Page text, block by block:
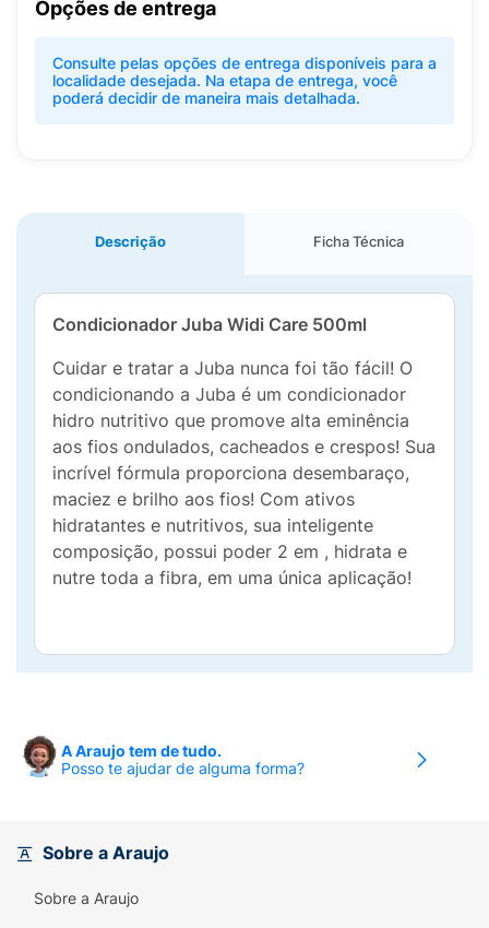
Opções de entrega
Consulte pelas opções de entrega disponíveis para a
localidade desejada. Na etapa de entrega, você
poderá decidir de maneira mais detalhada.
Descrição Ficha Técnica
Condicionador Juba Widi Care 500ml
Cuidar e tratar a Juba nunca foi tão fácil! O
condicionando a Juba é um condicionador
hidro nutritivo que promove alta eminência
aos fios ondulados, cacheados e crespos! Sua
incrível fórmula proporciona desembaraço,
maciez e brilho aos fios! Com ativos
hidratantes e nutritivos, sua inteligente
composição, possui poder 2 em , hidrata e
nutre toda a fibra, em uma única aplicação!
A Araujo tem de tudo.
Posso te ajudar de alguma forma?
Sobre a Araujo
Sobre a Araujo